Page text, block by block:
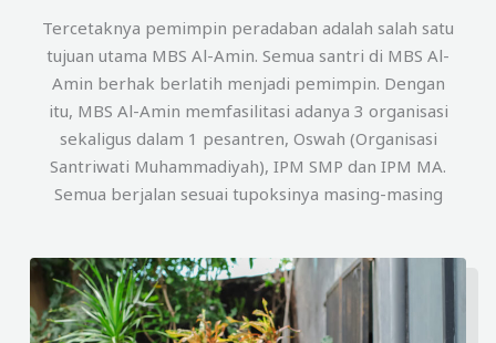
Tercetaknya pemimpin peradaban adalah salah satu
tujuan utama MBS Al-Amin. Semua santri di MBS Al-
Amin berhak berlatih menjadi pemimpin. Dengan
itu, MBS Al-Amin memfasilitasi adanya 3 organisasi
sekaligus dalam 1 pesantren, Oswah (Organisasi
Santriwati Muhammadiyah), IPM SMP dan IPM MA.
Semua berjalan sesuai tupoksinya masing-masing